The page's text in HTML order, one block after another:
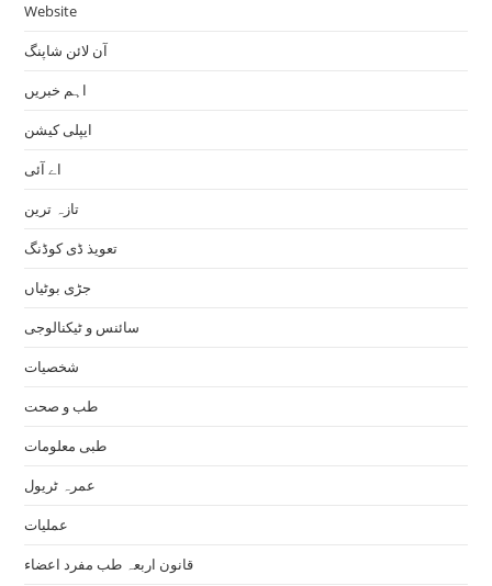
Website
آن لائن شاپنگ
اہم خبریں
ایپلی کیشن
اے آئی
تازہ ترین
تعویذ ڈی کوڈنگ
جڑی بوٹیاں
سائنس و ٹیکنالوجی
شخصیات
طب و صحت
طبی معلومات
عمرہ ٹریول
عملیات
قانون اربعہ طب مفرد اعضاء